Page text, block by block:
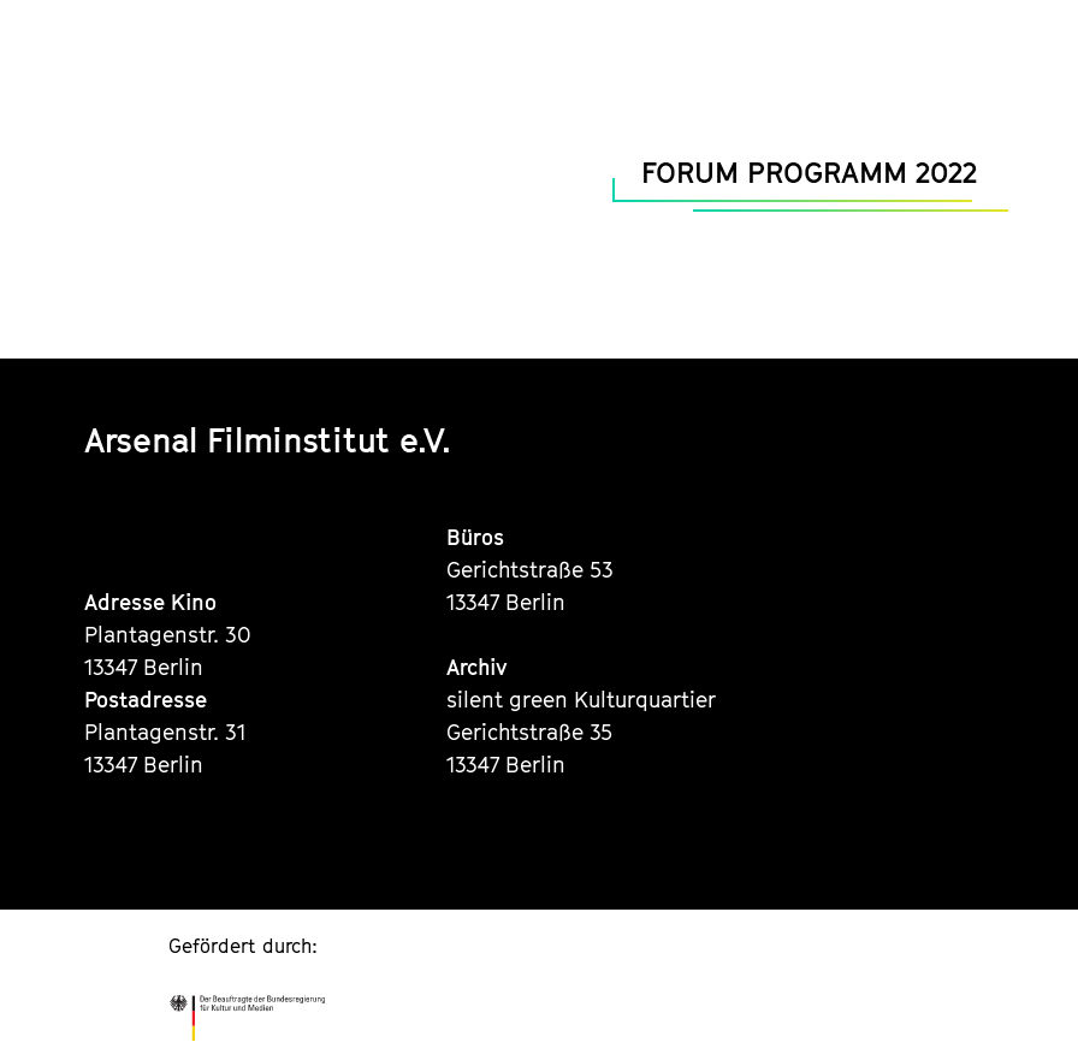
FORUM PROGRAMM 2022
Arsenal Filminstitut e.V.
Adresse Kino
Plantagenstr. 30
13347 Berlin
Postadresse
Plantagenstr. 31
13347 Berlin
Büros
Gerichtstraße 53
13347 Berlin
Archiv
silent green Kulturquartier
Gerichtstraße 35
13347 Berlin
Gefördert durch: